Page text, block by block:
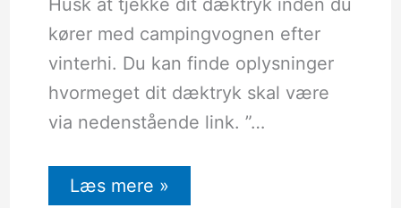
kører med campingvognen efter
vinterhi. Du kan finde oplysninger
hvormeget dit dæktryk skal være
via nedenstående link. ”…
Læs mere »